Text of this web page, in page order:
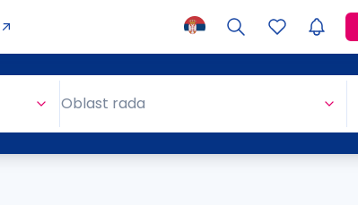
Oblast rada